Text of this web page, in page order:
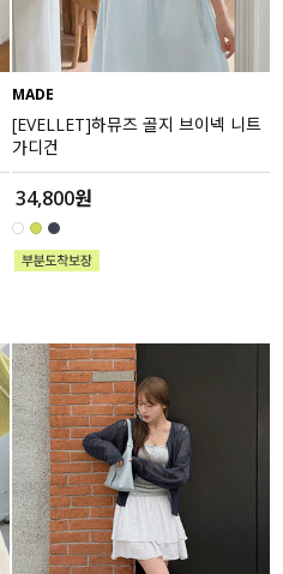
MADE
[EVELLET]하뮤즈 골지 브이넥 니트
가디건
34,800원